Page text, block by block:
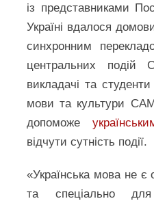
із представниками
Україні вдалося
синхронним
центральних подій
викладачі та
мови та культури
допоможе
відчути сутність події.
«Українська мова не
та спеціально